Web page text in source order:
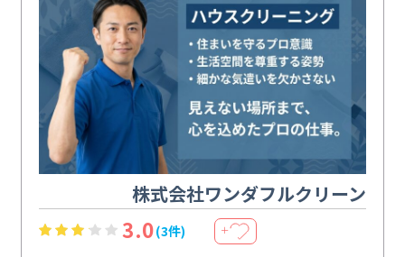
株式会社ワンダフルクリーン
3.0(3件) ＋